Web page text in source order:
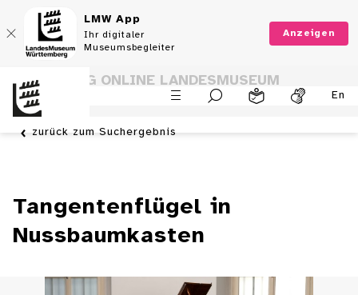
LMW App
Ihr digitaler
Museumsbegleiter
Anzeigen
En
SAMMLUNG ONLINE LANDESMUSEUM
WÜRTTEMBERG
zurück zum Suchergebnis
Tangentenflügel in
Nussbaumkasten